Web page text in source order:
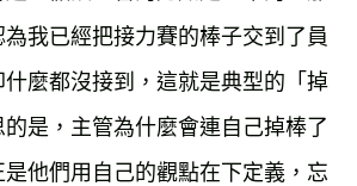
我已經把接力賽的棒子交到了員
麼都沒接到，這就是典型的「掉
是，主管為什麼會連自己掉棒了
他們用自己的觀點在下定義，忘